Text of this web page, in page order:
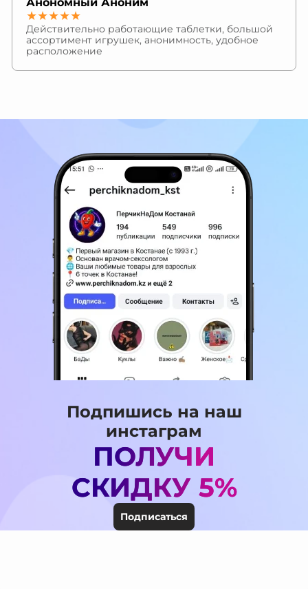
Анономный Аноним
★★★★★
Действительно работающие таблетки, большой
ассортимент игрушек, анонимность, удобное
расположение
Подпишись на наш
инстаграм
ПОЛУЧИ
СКИДКУ 5%
Подписаться